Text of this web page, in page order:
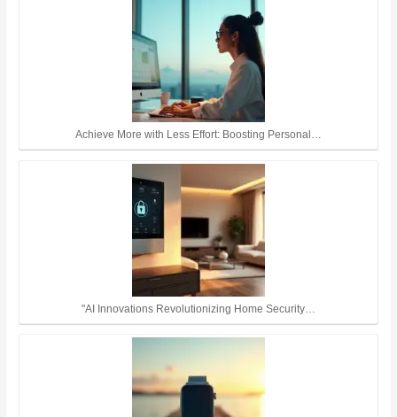
Achieve More with Less Effort: Boosting Personal…
"AI Innovations Revolutionizing Home Security…